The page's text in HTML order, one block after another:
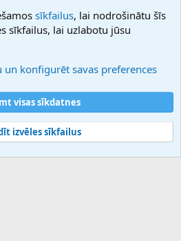
® © 2010-2025 XenForo Ltd.
sīkfailus, lai nodrošinātu šīs
sīkfailus, lai uzlabotu jūsu
konfigurēt savas preferences
visas sīkdatnes
izvēles sīkfailus